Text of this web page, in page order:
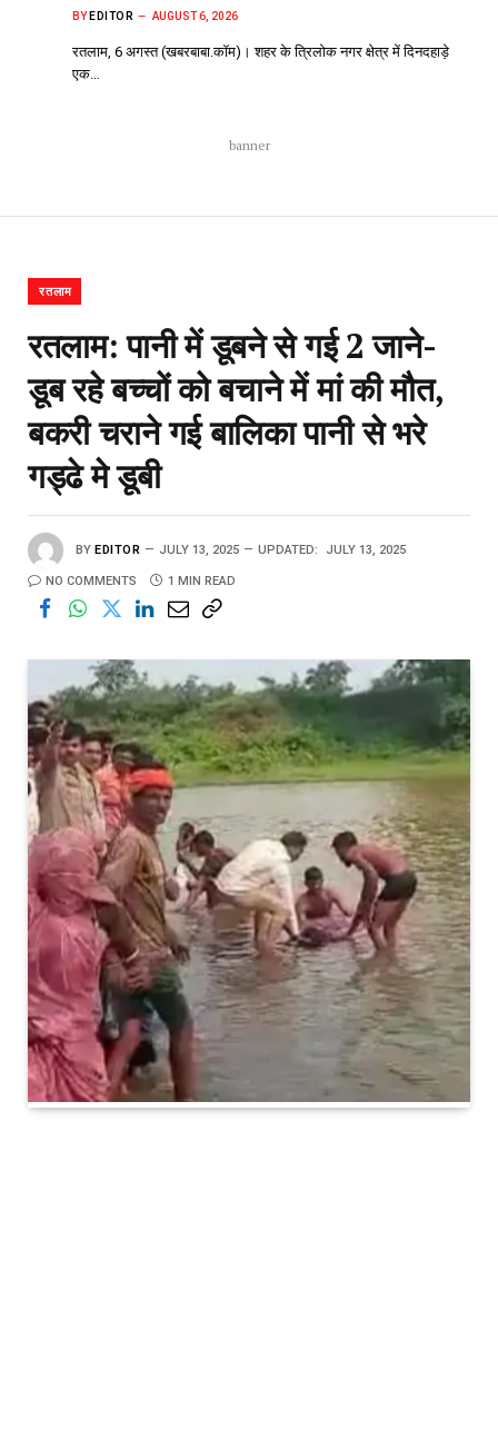
BY EDITOR AUGUST 6, 2026
रतलाम, 6 अगस्त (खबरबाबा.कॉम)। शहर के त्रिलोक नगर क्षेत्र में दिनदहाड़े
एक…
banner
रतलाम
रतलाम: पानी में डूबने से गई 2 जाने-
डूब रहे बच्चों को बचाने में मां की मौत,
बकरी चराने गई बालिका पानी से भरे
गड्ढे मे डूबी
BY EDITOR JULY 13, 2025 UPDATED: JULY 13, 2025
NO COMMENTS 1 MIN READ